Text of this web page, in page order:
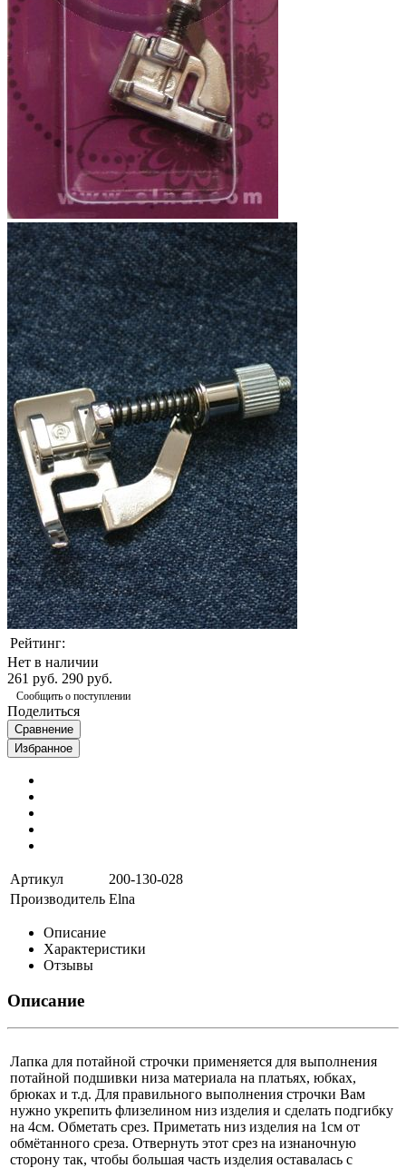
Рейтинг:
Нет в наличии
261 руб. 290 руб.
Сообщить о поступлении
Поделиться
Сравнение
Избранное
Артикул
200-130-028
Производитель Elna
Описание
Характеристики
Отзывы
Описание
Лапка для потайной строчки применяется для выполнения
потайной подшивки низа материала на платьях, юбках,
брюках и т.д. Для правильного выполнения строчки Вам
нужно укрепить флизелином низ изделия и сделать подгибку
на 4см. Обметать срез. Приметать низ изделия на 1см от
обмётанного среза. Отвернуть этот срез на изнаночную
сторону так, чтобы большая часть изделия оставалась с